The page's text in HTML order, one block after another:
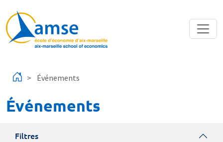
Événements
Événements
Filtres